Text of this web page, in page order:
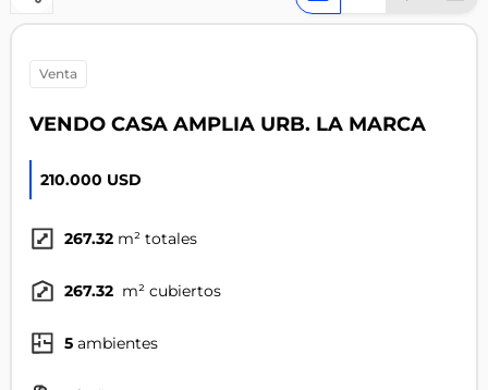
venta
VENDO CASA AMPLIA URB. LA MARCA
210.000 USD
267.32 m² totales
267.32 m² cubiertos
5 ambientes